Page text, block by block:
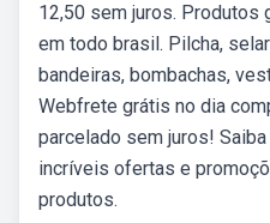
12,50 sem juros. Produtos
em todo brasil. Pilcha,
bandeiras, bombachas,
Webfrete grátis no dia
parcelado sem juros!
incríveis ofertas e
produtos.